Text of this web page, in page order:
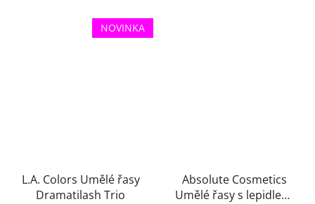
NOVINKA
L.A. Colors Umělé řasy
Dramatilash Trio
Absolute Cosmetics
Umělé řasy s lepidlem,